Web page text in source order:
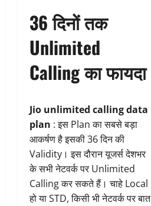
36 दिनों तक
Unlimited
Calling का फायदा
Jio unlimited calling data
plan : इस Plan का सबसे बड़ा
आकर्षण है इसकी 36 दिन की
Validity। इस दौरान यूजर्स देशभर
के सभी नेटवर्क पर Unlimited
Calling कर सकते हैं। चाहे Local
हो या STD, किसी भी नेटवर्क पर बात